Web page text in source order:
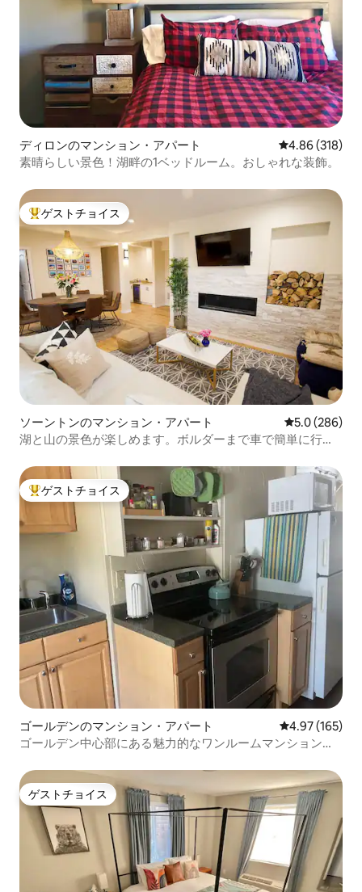
ディロンのマンション・アパート レビュー318
4.86 (318)
素晴らしい景色！湖畔の1ベッドルーム。おしゃれな装飾。
大好評のゲストチョイスです。
ゲストチョイス
ソーントンのマンション・アパート レビュー286
5.0 (286)
湖と山の景色が楽しめます。ボルダーまで車で簡単に行け
大好評のゲストチョイスです。
ゲストチョイス
ゴールデンのマンション・アパート レビュー165
4.97 (165)
ゴールデン中心部にある魅力的なワンルームマンション・
ゲストチョイス
ゲストチョイス